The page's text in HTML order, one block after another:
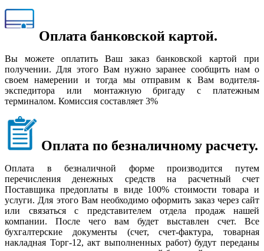
Оплата банковской картой.
Вы можете оплатить Ваш заказ банковской картой при
получении. Для этого Вам нужно заранее сообщить нам о
своем намерении и тогда мы отправим к Вам водителя-
экспедитора или монтажную бригаду с платежным
терминалом. Комиссия составляет 3%
Оплата по безналичному расчету.
Оплата в безналичной форме производится путем
перечисления денежных средств на расчетный счет
Поставщика предоплаты в виде 100% стоимости товара и
услуги. Для этого Вам необходимо оформить заказ через сайт
или связаться с представителем отдела продаж нашей
компании. После чего вам будет выставлен счет. Все
бухгалтерские документы (счет, счет-фактура, товарная
накладная Торг-12, акт выполненных работ) будут переданы